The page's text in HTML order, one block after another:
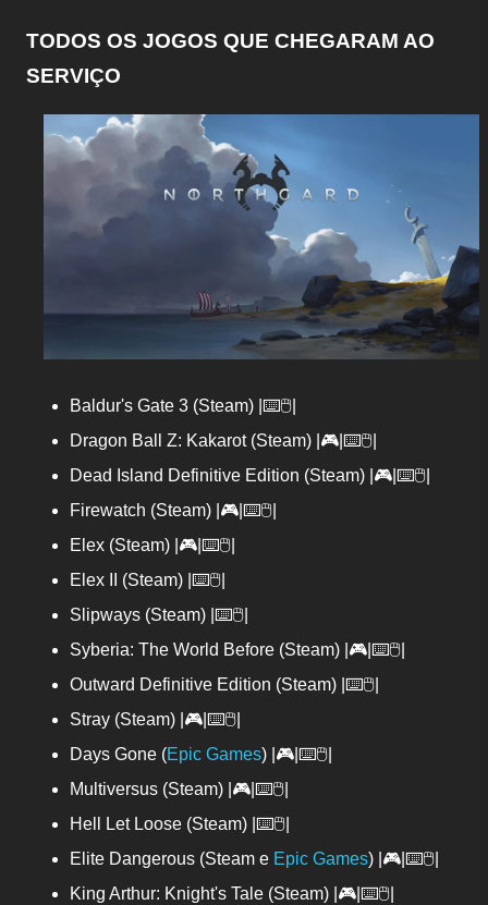
TODOS OS JOGOS QUE CHEGARAM AO
SERVIÇO
Baldur's Gate 3 (Steam) |⌨️🖱️|
Dragon Ball Z: Kakarot (Steam) |🎮|⌨️🖱️|
Dead Island Definitive Edition (Steam) |🎮|⌨️🖱️|
Firewatch (Steam) |🎮|⌨️🖱️|
Elex (Steam) |🎮|⌨️🖱️|
Elex II (Steam) |⌨️🖱️|
Slipways (Steam) |⌨️🖱️|
Syberia: The World Before (Steam) |🎮|⌨️🖱️|
Outward Definitive Edition (Steam) |⌨️🖱️|
Stray (Steam) |🎮|⌨️🖱️|
Days Gone (Epic Games) |🎮|⌨️🖱️|
Multiversus (Steam) |🎮|⌨️🖱️|
Hell Let Loose (Steam) |⌨️🖱️|
Elite Dangerous (Steam e Epic Games) |🎮|⌨️🖱️|
King Arthur: Knight's Tale (Steam) |🎮|⌨️🖱️|